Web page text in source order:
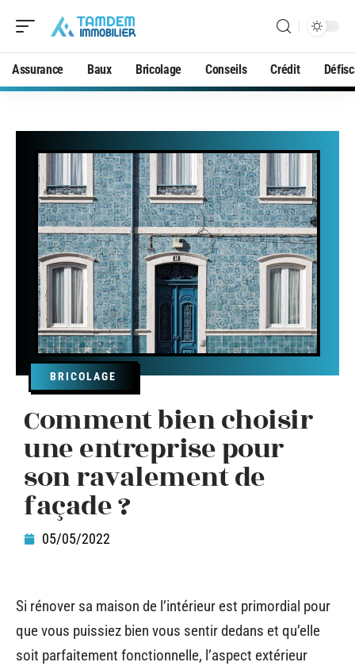
Assurance Baux Bricolage Conseils Crédit
BRICOLAGE
Comment bien choisir
une entreprise pour
son ravalement de
façade ?
05/05/2022
Si rénover sa maison de l’intérieur est primordial pour
que vous puissiez bien vous sentir dedans et qu’elle
soit parfaitement fonctionnelle, l’aspect extérieur